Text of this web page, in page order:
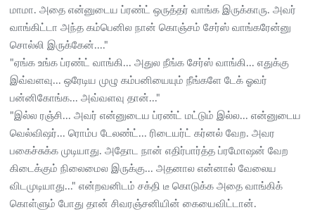
மாமா. அதை என்னுடைய ப்ரண்ட் ஒருத்தர் வாங்க இருக்காரு. அவர்
வாங்கிட்டா அந்த கம்பெனில நான் கொஞ்சம் சேர்ஸ் வாங்கரேன்னு
சொல்லி இருக்கேன்...."
"ஏங்க உங்க ப்ரண்ட் வாங்கி... அதுல நீங்க சேர்ஸ் வாங்கி... எதுக்கு
இவ்வளவு... ஒரேடிய முழு கம்பனியையும் நீங்களே டேக் ஓவர்
பன்னிகோங்க... அவ்வளவு தான்..."
"இல்ல ரஞ்சி... அவர் என்னுடைய ப்ரண்ட் மட்டும் இல்ல... என்னுடைய
வெல்விஷர்... ரொம்ப டேலண்ட்... ரிடையர்ட் கர்னல் வேற. அவர
பகைச்சுக்க முடியாது. அதோட நான் எதிர்பார்த்த ப்ரமோஷன் வேற
கிடைக்கும் நிலைமைல இருக்கு... அதனால என்னால் வேலைய
விடமுடியாது..." என்றவனிடம் சக்தி டீ கொடுக்க அதை வாங்கிக்
கொள்ளும் போது தான் சிவரஞ்சனியின் கையைவிட்டான்.